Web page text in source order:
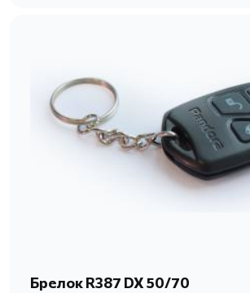
Брелок R387 DX 50/70